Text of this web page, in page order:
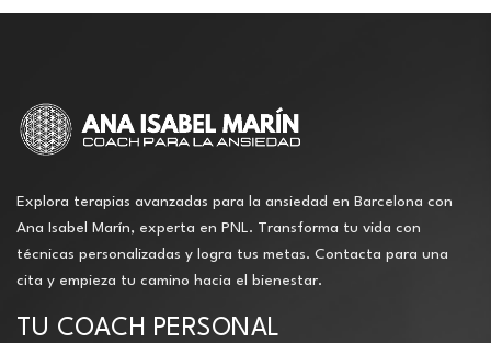
Explora terapias avanzadas para la ansiedad en Barcelona con
Ana Isabel Marín, experta en PNL. Transforma tu vida con
técnicas personalizadas y logra tus metas. Contacta para una
cita y empieza tu camino hacia el bienestar.
TU COACH PERSONAL